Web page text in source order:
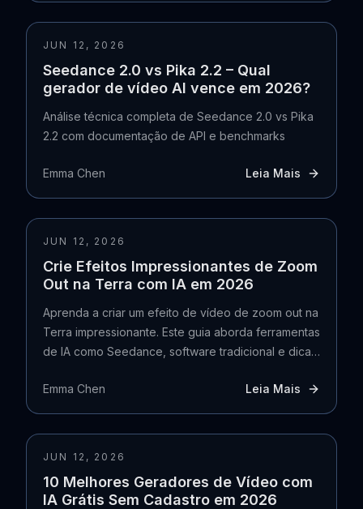
JUN 12, 2026
Seedance 2.0 vs Pika 2.2 – Qual
gerador de vídeo AI vence em 2026?
Análise técnica completa de Seedance 2.0 vs Pika
2.2 com documentação de API e benchmarks
Emma Chen Leia Mais
JUN 12, 2026
Crie Efeitos Impressionantes de Zoom
Out na Terra com IA em 2026
Aprenda a criar um efeito de vídeo de zoom out na
Terra impressionante. Este guia aborda ferramentas
de IA como Seedance, software tradicional e dicas
Emma Chen
Leia Mais
JUN 12, 2026
10 Melhores Geradores de Vídeo com
IA Grátis Sem Cadastro em 2026